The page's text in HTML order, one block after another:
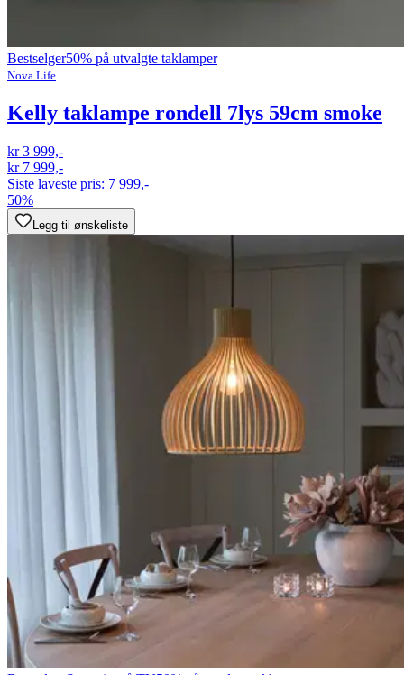
Bestselger50% på utvalgte taklamper
Nova Life
Kelly taklampe rondell 7lys 59cm smoke
kr 3 999,-
kr 7 999,-
Siste laveste pris: 7 999,-
50%
Legg til ønskeliste